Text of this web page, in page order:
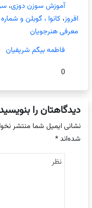
آموزش سوزن دوزی،
افروز،کانوا ، گوبلن و
معرفی هنرجویان
فاطمه بیگم شریفیان
0
دیدگاهتان را بنویسید
نشانی ایمیل شما منتشر
شده‌اند*